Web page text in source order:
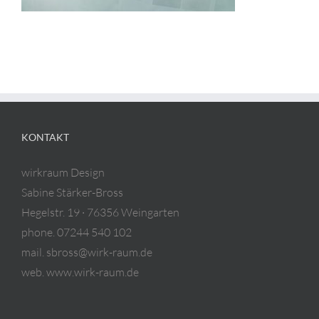
KONTAKT
wirkraum Design
Sabine Stärker-Bross
Hegelstr. 19 · 76356 Weingarten
phone. 07244 540 102
mail. sbross@wirk-raum.de
web. www.wirk-raum.de